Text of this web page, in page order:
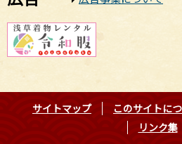
サイトマップ このサイトに
リンク集